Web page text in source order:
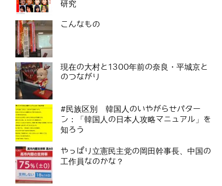
研究
こんなもの
現在の大村と1300年前の奈良・平城京と
のつながり
#民族区別 韓国人のいやがらせパター
ン：「韓国人の日本人攻略マニュアル」を
知ろう
やっぱり立憲民主党の岡田幹事長、中国の
工作員なのかな？